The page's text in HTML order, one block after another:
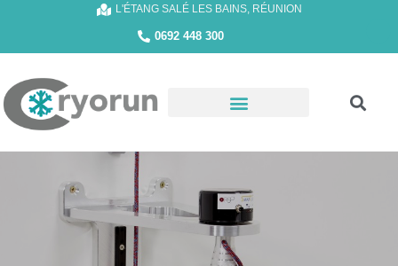
L'ÉTANG SALÉ LES BAINS, RÉUNION
0692 448 300